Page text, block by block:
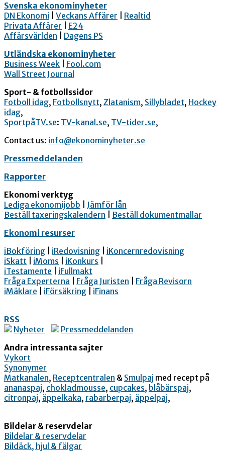
Svenska ekonominyheter
DN Ekonomi
Veckans Affärer
Realtid
Privata Affärer
E24
Affärsvärlden
Dagens PS
Utländska ekonominyheter
Business Week
Fool.com
Wall Street Journal
Sport- & fotbollssidor
Fotboll idag, Fotbollsnytt, Zlatanism, Sillybladet, Hockey
idag,
SportpåTV.se: TV-kanal.se, TV-tider.se,
Contact us: info@ekonominyheter.se
Pressmeddelanden
Rapporter
Ekonomi verktyg
Lediga ekonomijobb
Jämför lån
Beställ taxeringskalendern
Beställ dokumentmallar
Ekonomi resurser
iBokföring
iRedovisning
iKoncernredovisning
iSkatt
iMoms iKonkurs
iTestamente
iFullmakt
Fråga Experterna
Fråga Juristen
Fråga Revisorn
iMäklare
iFörsäkring iFinans
RSS
Nyheter
Pressmeddelanden
Andra intressanta sajter
Vykort
Synonymer
Matkanalen, Receptcentralen & Smulpaj med recept på
ananaspaj, chokladmousse, cupcakes, blåbärspaj,
citronpaj, äppelkaka, rabarberpaj, äppelpaj,
Bildelar & reservdelar
Bildelar & reservdelar
Bildäck, hjul & fälgar